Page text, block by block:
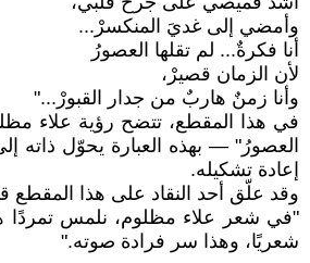
وأمضي إلى غديَ المنكسرْ...
أنا فكرةٌ... لم تقلها العصورُ
لأن الزمان قصيرْ،
وأنا زمنٌ هاربٌ من جدار القبورْ..."
في هذا المقطع، تتضح رؤية علاء
العصورُ" — بهذه العبارة يحوّل ذاته
إعادة تشكيله.
وقد علّق أحد النقاد على هذا المقطع
"في شعر علاء مظلوم، نلمس تمردًا
شعريًا، وهذا سر فرادة صوته."